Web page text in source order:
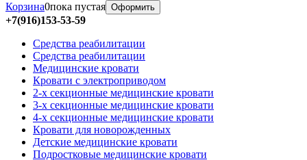
Корзина0пока пустая Оформить
+7(916)153-53-59
Средства реабилитации
Средства реабилитации
Медицинские кровати
Кровати с электроприводом
2-х секционные медицинские кровати
3-х секционные медицинские кровати
4-х секционные медицинские кровати
Кровати для новорожденных
Детские медицинские кровати
Подростковые медицинские кровати